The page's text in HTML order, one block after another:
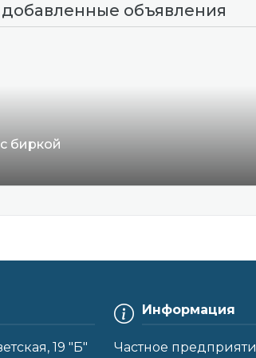
объявления
биркой
19 "Б"
Информация
Частное